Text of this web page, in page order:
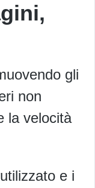
gli
non
la velocità
e i